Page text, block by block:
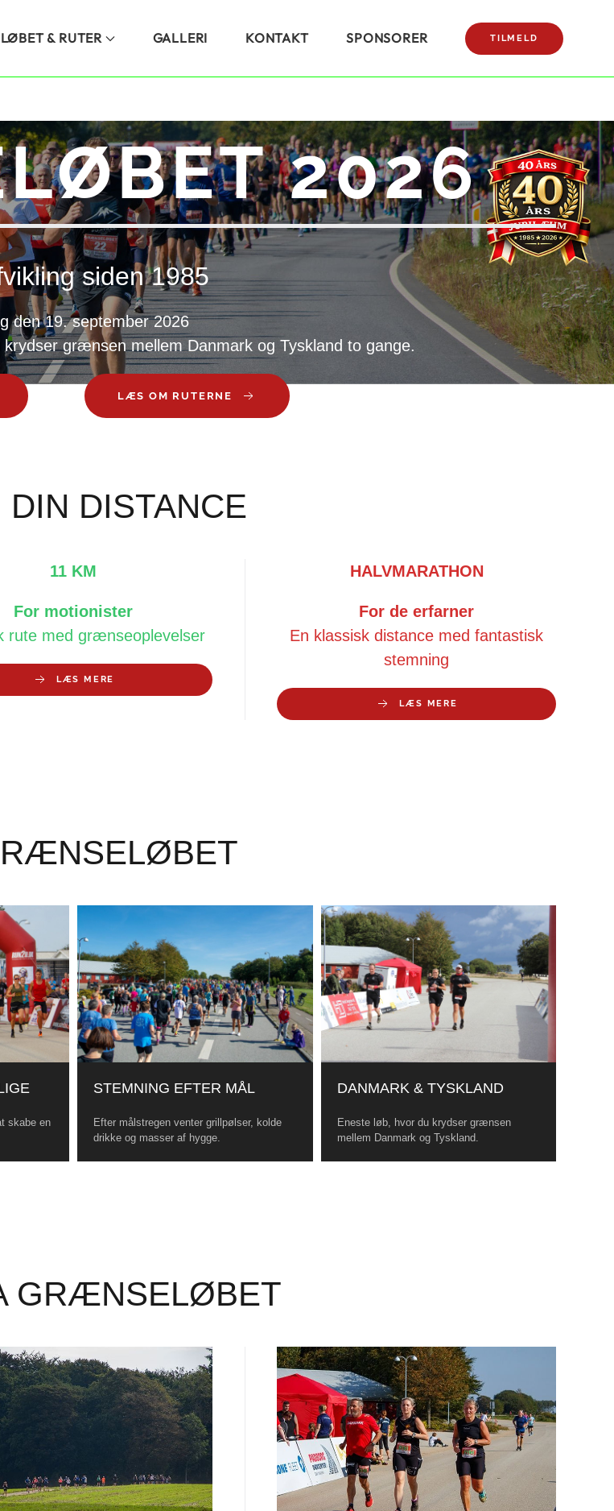
LØBET & RUTER GALLERI KONTAKT SPONSORER TILMELD
2026
siden 1985
den 19. september 2026
grænsen mellem Danmark og Tyskland to gange.
LÆS OM RUTERNE
DISTANCE
11 KM
For motionister
rute med grænseoplevelser
LÆS MERE
HALVMARATHON
For de erfarner
En klassisk distance med fantastisk
stemning
LÆS MERE
skabe en
STEMNING EFTER MÅL
Efter målstregen venter grillpølser, kolde
drikke og masser af hygge.
DANMARK & TYSKLAND
Eneste løb, hvor du krydser grænsen
mellem Danmark og Tyskland.
GRÆNSELØBET